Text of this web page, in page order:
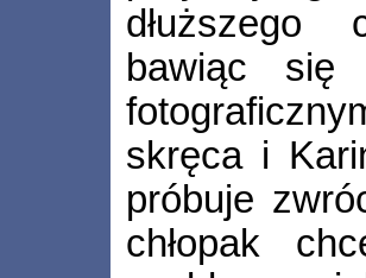
dłuższego
bawiąc
skręca i
próbuje
chłopak